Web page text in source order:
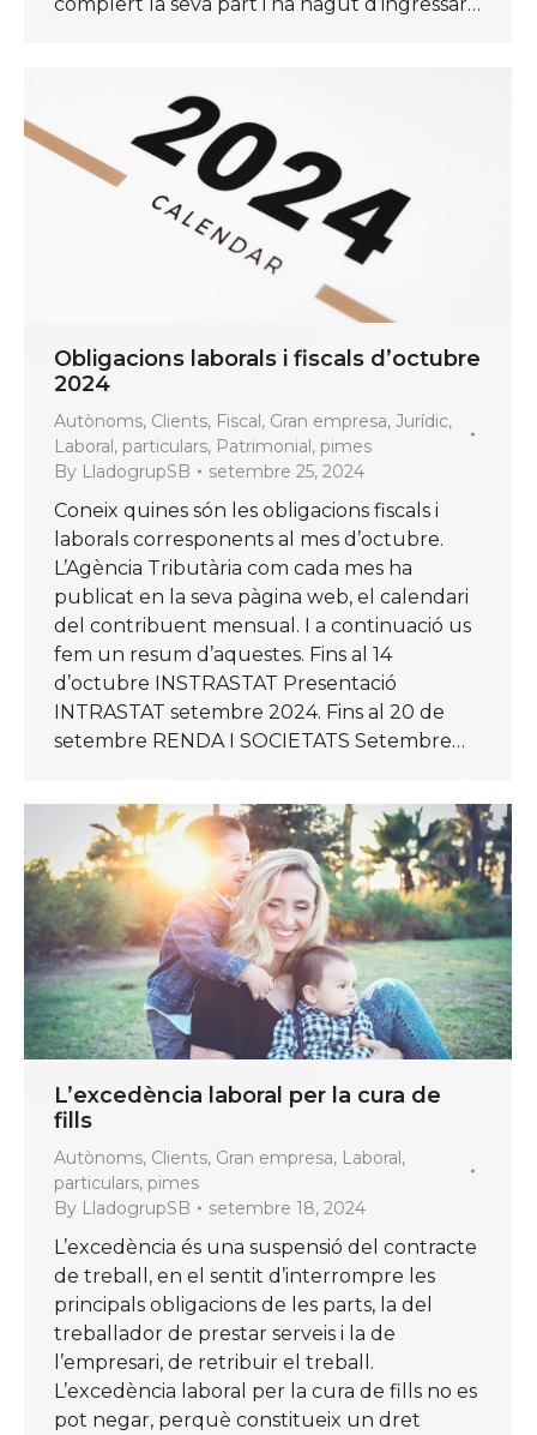
Obligacions laborals i fiscals d’octubre
2024
Autònoms, Clients, Fiscal, Gran empresa, Jurídic,
Laboral, particulars, Patrimonial, pimes
By LladogrupSB setembre 25, 2024
Coneix quines són les obligacions fiscals i
laborals corresponents al mes d’octubre.
L’Agència Tributària com cada mes ha
publicat en la seva pàgina web, el calendari
del contribuent mensual. I a continuació us
fem un resum d’aquestes. Fins al 14
d’octubre INSTRASTAT Presentació
INTRASTAT setembre 2024. Fins al 20 de
setembre RENDA I SOCIETATS Setembre…
L’excedència laboral per la cura de
fills
Autònoms, Clients, Gran empresa, Laboral,
particulars, pimes
By LladogrupSB setembre 18, 2024
L’excedència és una suspensió del contracte
de treball, en el sentit d’interrompre les
principals obligacions de les parts, la del
treballador de prestar serveis i la de
l’empresari, de retribuir el treball.
L’excedència laboral per la cura de fills no es
pot negar, perquè constitueix un dret